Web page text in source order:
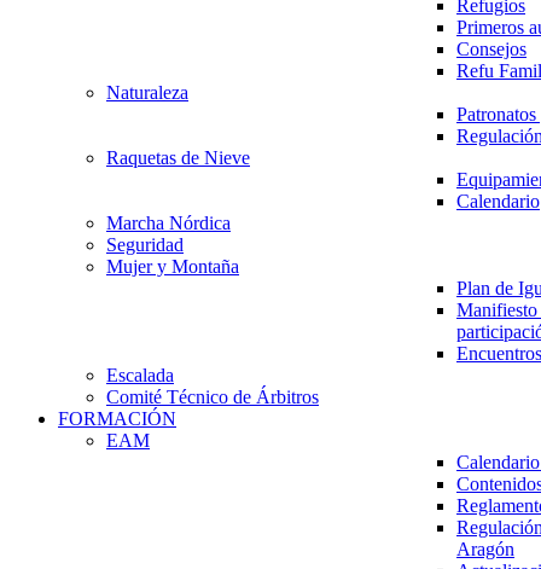
Refugios
Primeros
Consejos
Refu
Naturaleza
Raquetas de Nieve
Calendario
Marcha Nórdica
Seguridad
Mujer y Montaña
Plan de
Escalada
Comité Técnico de Árbitros
FORMACIÓN
EAM
Aragón